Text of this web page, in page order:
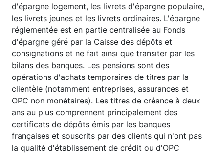
d'épargne logement, les livrets d'épargne populaire,
les livrets jeunes et les livrets ordinaires. L'épargne
réglementée est en partie centralisée au Fonds
d'épargne géré par la Caisse des dépôts et
consignations et ne fait ainsi que transiter par les
bilans des banques. Les pensions sont des
opérations d'achats temporaires de titres par la
clientèle (notamment entreprises, assurances et
OPC non monétaires). Les titres de créance à deux
ans au plus comprennent principalement des
certificats de dépôts émis par les banques
françaises et souscrits par des clients qui n'ont pas
la qualité d'établissement de crédit ou d'OPC